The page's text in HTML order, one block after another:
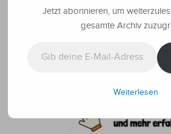
Jetzt abonnieren, um
gesamte Archiv
Weiterlesen